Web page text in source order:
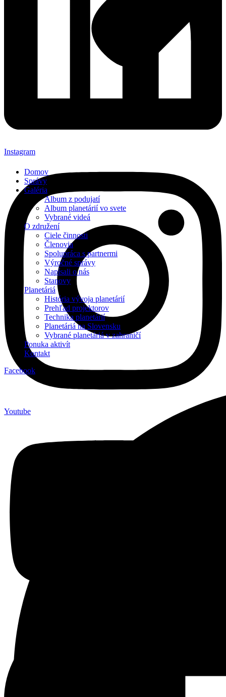
Instagram
Youtube
Domov
Správy
Galéria
Album z podujatí
Album planetárií vo svete
Vybrané videá
O združení
Ciele činnosti
Členovia
Spolupráca s partnermi
Výročné správy
Napísali o nás
Stanovy
Planetáriá
História vývoja planetárií
Prehľad projektorov
Technika planetárií
Planetáriá na Slovensku
Vybrané planetáriá v zahraničí
Ponuka aktivít
Kontakt
Facebook